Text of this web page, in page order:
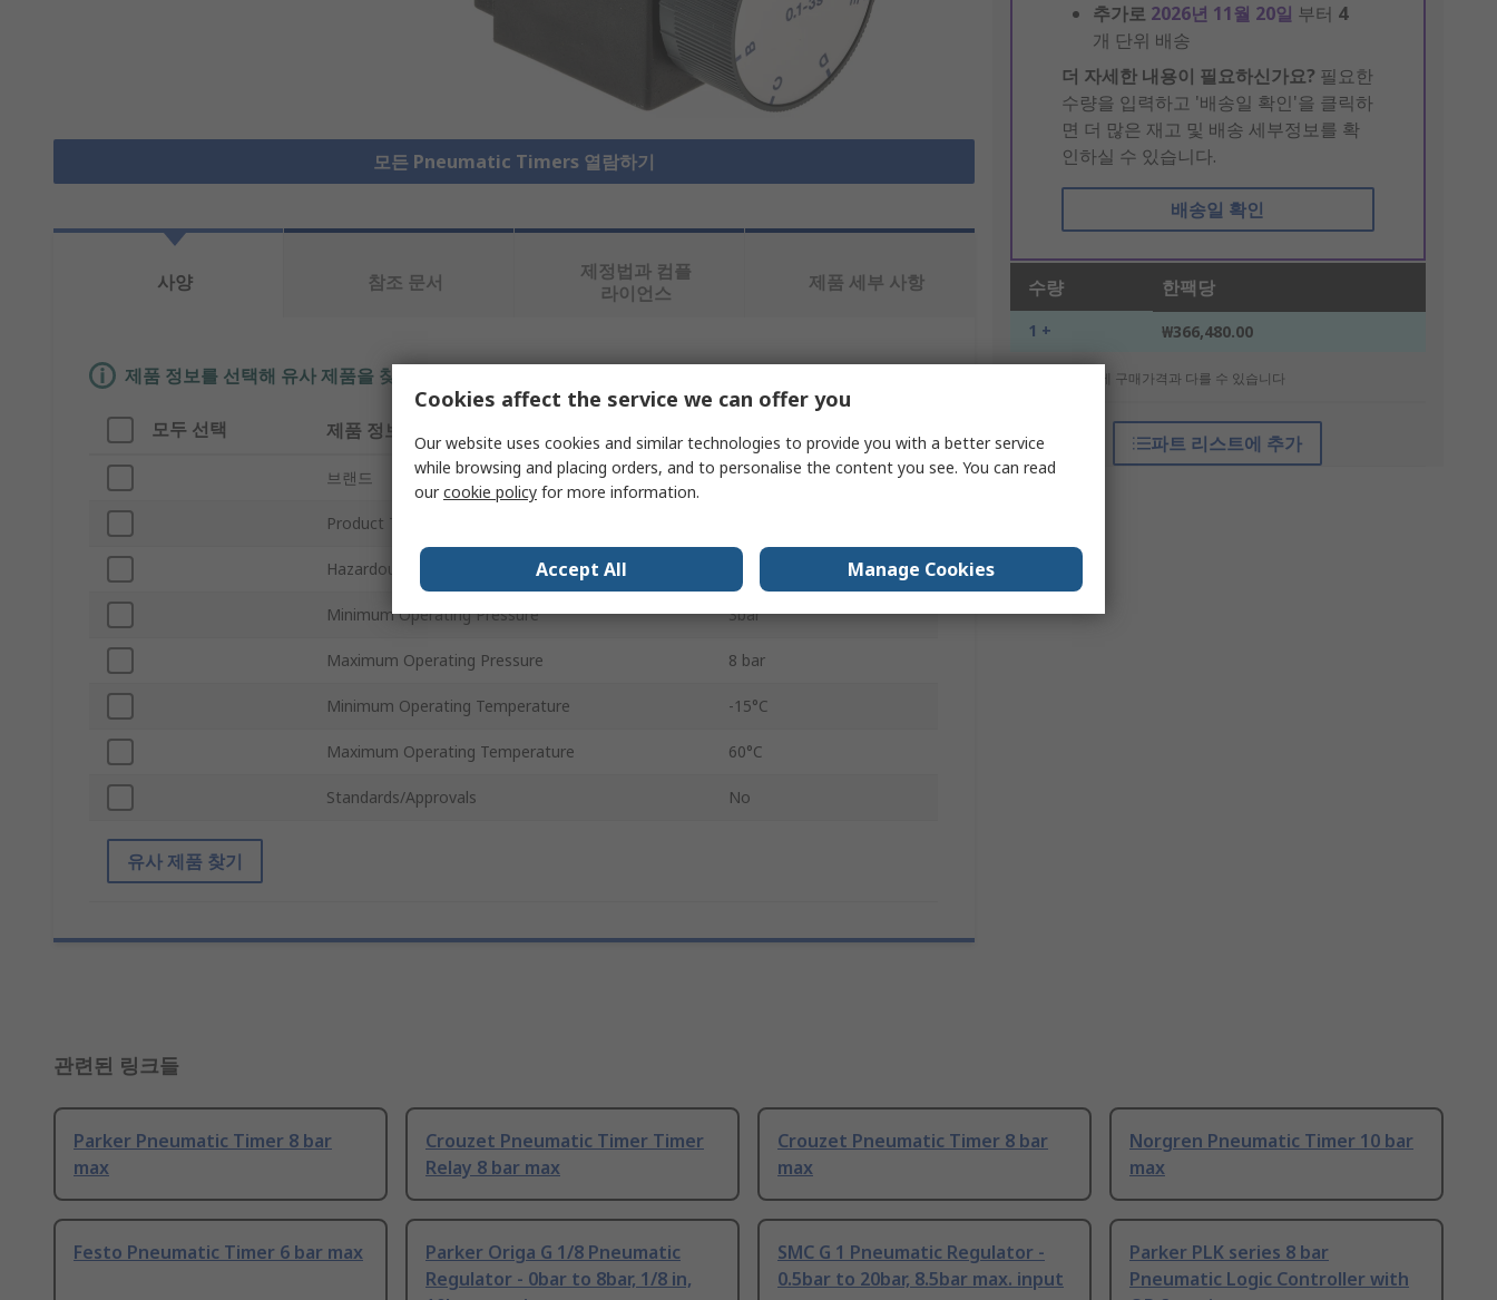
모든 Pneumatic Timers 열람하기
추가로 2026년 11월 20일 부터 4
개 단위 배송
더 자세한 내용이 필요하신가요? 필요한
수량을 입력하고 '배송일 확인'을 클릭하
면 더 많은 재고 및 배송 세부정보를 확
인하실 수 있습니다.
배송일 확인
수량 한팩당
1 + ₩366,480.00
* 참고 가격: 실제 구매가격과 다를 수 있습니다
파트 리스트에 추가
사양 참조 문서
제정법과 컴플
라이언스
제품 세부 사항
제품 정보를 선택해 유사 제품을 찾기
모두 선택 제품 정보
브랜드 Parker
Product Type
Hazardous Area Certification
Minimum Operating Pressure 3bar
Maximum Operating Pressure 8 bar
Minimum Operating Temperature -15°C
Maximum Operating Temperature 60°C
Standards/Approvals No
유사 제품 찾기
관련된 링크들
Parker Pneumatic Timer 8 bar
max
Crouzet Pneumatic Timer Timer
Relay 8 bar max
Crouzet Pneumatic Timer 8 bar
max
Norgren Pneumatic Timer 10 bar
max
Festo Pneumatic Timer 6 bar max
Parker Origa G 1/8 Pneumatic
Regulator - 0bar to 8bar, 1/8 in,
SMC G 1 Pneumatic Regulator -
0.5bar to 20bar, 8.5bar max. input
Parker PLK series 8 bar
Pneumatic Logic Controller with
Cookies affect the service we can offer you
Our website uses cookies and similar technologies to provide you with a better service
while browsing and placing orders, and to personalise the content you see. You can read
ourcookie policy for more information.
Accept All Manage Cookies